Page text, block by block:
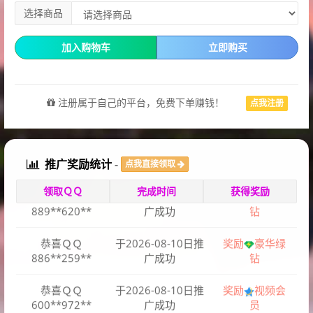
选择商品
加入购物车 立即购买
注册属于自己的平台，免费下单赚钱！ 点我注册
推广奖励统计- 点我直接领取
领取ＱＱ 完成时间 获得奖励
恭喜ＱＱ
于2026-08-10日推
超级会
员
899**683**
广成功
恭喜ＱＱ
889**620**
于2026-08-10日推
广成功
奖励
豪华绿
钻
恭喜ＱＱ
886**259**
于2026-08-10日推
广成功
奖励
豪华绿
钻
恭喜ＱＱ
600**972**
于2026-08-10日推
广成功
奖励
视频会
员